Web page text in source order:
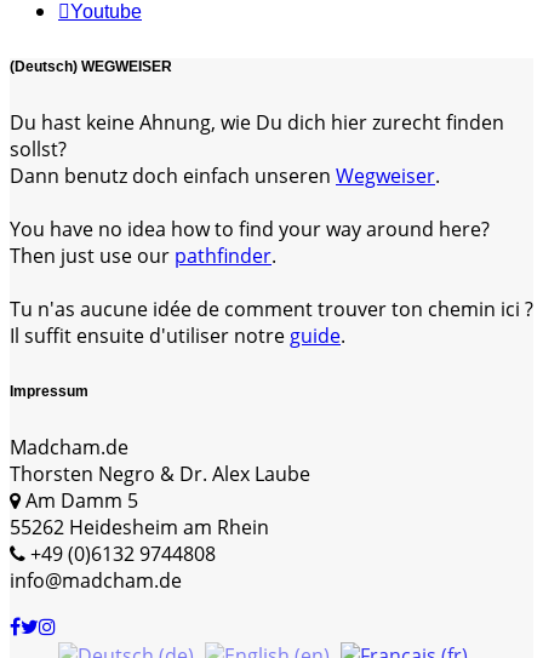
Youtube
(Deutsch) WEGWEISER
Du hast keine Ahnung, wie Du dich hier zurecht finden
sollst?
Dann benutz doch einfach unseren Wegweiser.
You have no idea how to find your way around here?
Then just use our pathfinder.
Tu n'as aucune idée de comment trouver ton chemin ici ?
Il suffit ensuite d'utiliser notre guide.
Impressum
Madcham.de
Thorsten Negro & Dr. Alex Laube
Am Damm 5
55262 Heidesheim am Rhein
+49 (0)6132 9744808
info@madcham.de